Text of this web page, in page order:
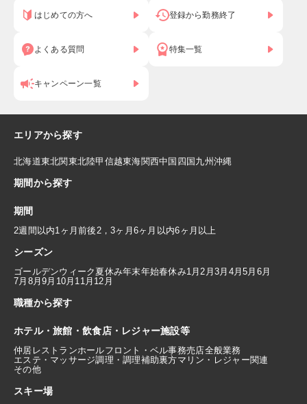
はじめての方へ 登録から勤務終了
よくある質問 特集一覧
キャンペーン一覧
エリアから探す
北海道東北関東北陸甲信越東海関西中国 四国九州沖縄
期間から探す
期間
2週間以内1ヶ月前後 2，3ヶ月 6ヶ月以内6ヶ月以上
シーズン
ゴールデンウィーク 夏休み年末年始春休み1月 2月3月 4月5月 6月
7月 8月9月 10月 11月 12月
職種から探す
ホテル・旅館・飲食店・レジャー施設等
仲居 レストランホールフロント・ベル事務売店全般業務
エステ・マッサージ調理・調理補助裏方マリン・レジャー関連
その他
スキー場